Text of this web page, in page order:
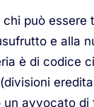
può
e alla
è di codice
avvocato di